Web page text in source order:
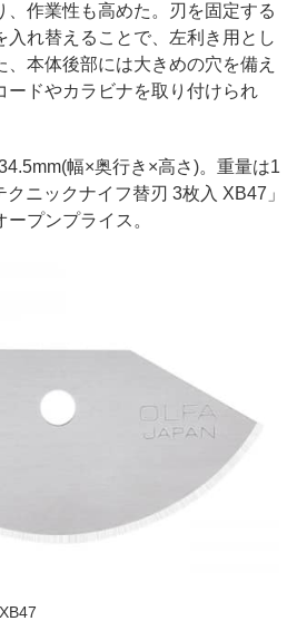
、作業性も高めた。刃を固定する
入れ替えることで、左利き用とし
、本体後部には大きめの穴を備え
ードやカラビナを取り付けられ
幅×奥行き×高さ)。重量は1
ニックナイフ替刃 3枚入 XB47」
プンプライス。